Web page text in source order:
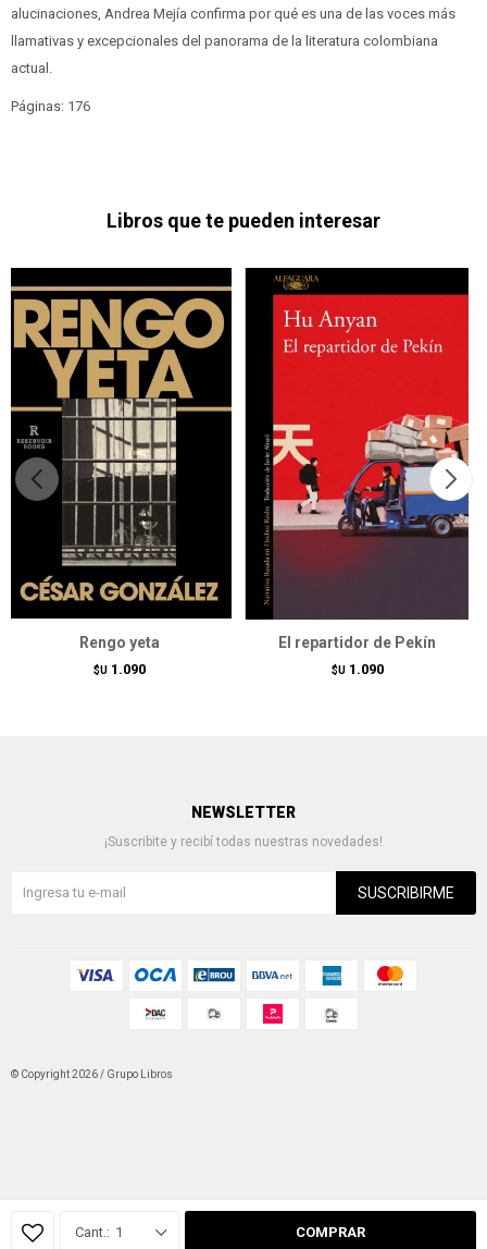
1 COMPRAR
alucinaciones, Andrea Mejía confirma por qué es una de las voces más
llamativas y excepcionales del panorama de la literatura colombiana
actual.
Páginas: 176
Libros que te pueden interesar
Rengo yeta
$U 1.090
El repartidor de Pekín
$U 1.090
NEWSLETTER
¡Suscribite y recibí todas nuestras novedades!
SUSCRIBIRME
© Copyright 2026 / Grupo Libros